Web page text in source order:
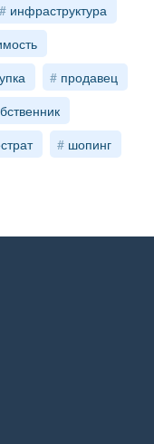
инфраструктура
продавец
шопинг